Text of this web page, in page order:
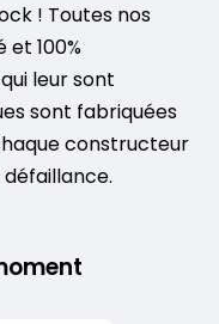
! Toutes nos
100%
leur sont
sont fabriquées
constructeur